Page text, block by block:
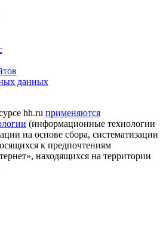
данных
hh.ru применяются
(информационные технологии
на основе сбора, систематизации
к предпочтениям
находящихся на территории